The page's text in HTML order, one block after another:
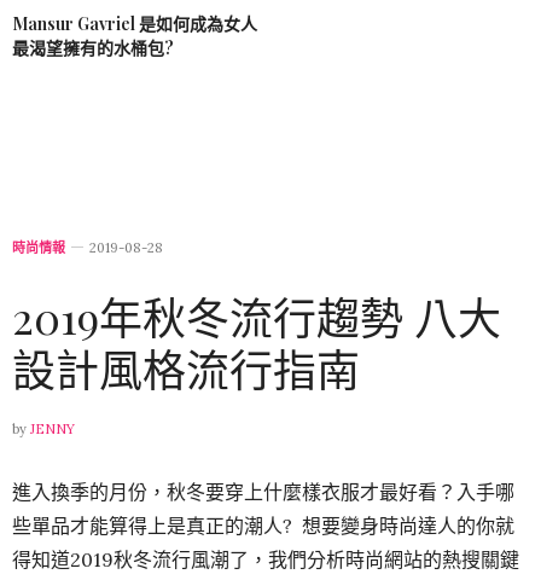
Mansur Gavriel 是如何成為女人
最渴望擁有的水桶包?
時尚情報 2019-08-28
2019年秋冬流行趨勢 八大
設計風格流行指南
by JENNY
進入換季的月份，秋冬要穿上什麼樣衣服才最好看？入手哪
些單品才能算得上是真正的潮人? 想要變身時尚達人的你就
得知道2019秋冬流行風潮了，我們分析時尚網站的熱搜關鍵